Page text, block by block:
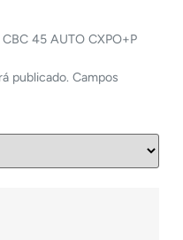
45 AUTO CXPO+P
publicado. Campos